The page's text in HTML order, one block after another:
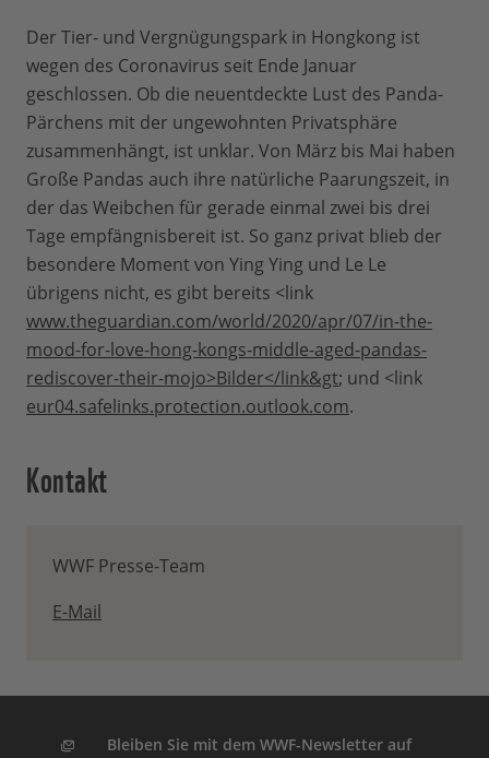
Der Tier- und Vergnügungspark in Hongkong ist
wegen des Coronavirus seit Ende Januar
geschlossen. Ob die neuentdeckte Lust des Panda-
Pärchens mit der ungewohnten Privatsphäre
zusammenhängt, ist unklar. Von März bis Mai haben
Große Pandas auch ihre natürliche Paarungszeit, in
der das Weibchen für gerade einmal zwei bis drei
Tage empfängnisbereit ist. So ganz privat blieb der
besondere Moment von Ying Ying und Le Le
übrigens nicht, es gibt bereits <link
www.theguardian.com/world/2020/apr/07/in-the-
mood-for-love-hong-kongs-middle-aged-pandas-
rediscover-their-mojo>Bilder</link&gt; und <link
eur04.safelinks.protection.outlook.com.
Kontakt
WWF Presse-Team
E-Mail
Bleiben Sie mit dem WWF-Newsletter auf